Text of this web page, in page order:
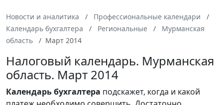
Новости и аналитика
Профессиональные календари
Календарь бухгалтера
Региональные
Мурманская
область
Март 2014
Налоговый календарь. Мурманская
область. Март 2014
Календарьбухгалтера подскажет, когда и какой